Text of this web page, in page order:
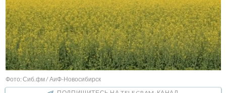
Фото: Сиб.фм / АиФ-Новосибирск